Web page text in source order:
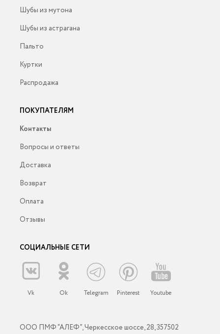
Шубы из мутона
Шубы из астрагана
Пальто
Куртки
Распродажа
ПОКУПАТЕЛЯМ
Контакты
Вопросы и ответы
Доставка
Возврат
Оплата
Отзывы
СОЦИАЛЬНЫЕ СЕТИ
Vk Ok Telegram Pinterest Youtube
ООО ПМФ “АЛЕФ”, Черкесское шоссе, 28, 357502